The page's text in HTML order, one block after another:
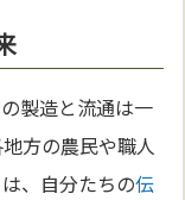
の製造と流通は一
方の農民や職人
、自分たちの伝